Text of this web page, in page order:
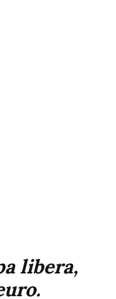
libera,